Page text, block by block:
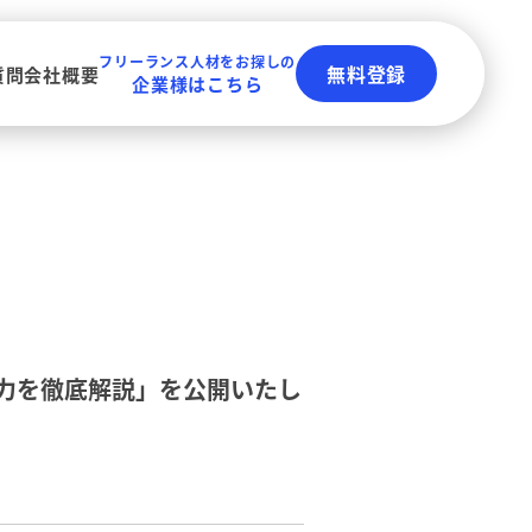
問会社概要
フリーランス人材をお探しの
企業様はこちら 無料登録
を徹底解説」を公開いたし